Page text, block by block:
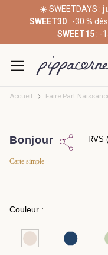
☀️ SWEETDAYS :
SWEET30: -30 % dès
SWEET15 : -
Accueil Faire Part
Bonjour
Carte simple
RVS
Couleur :